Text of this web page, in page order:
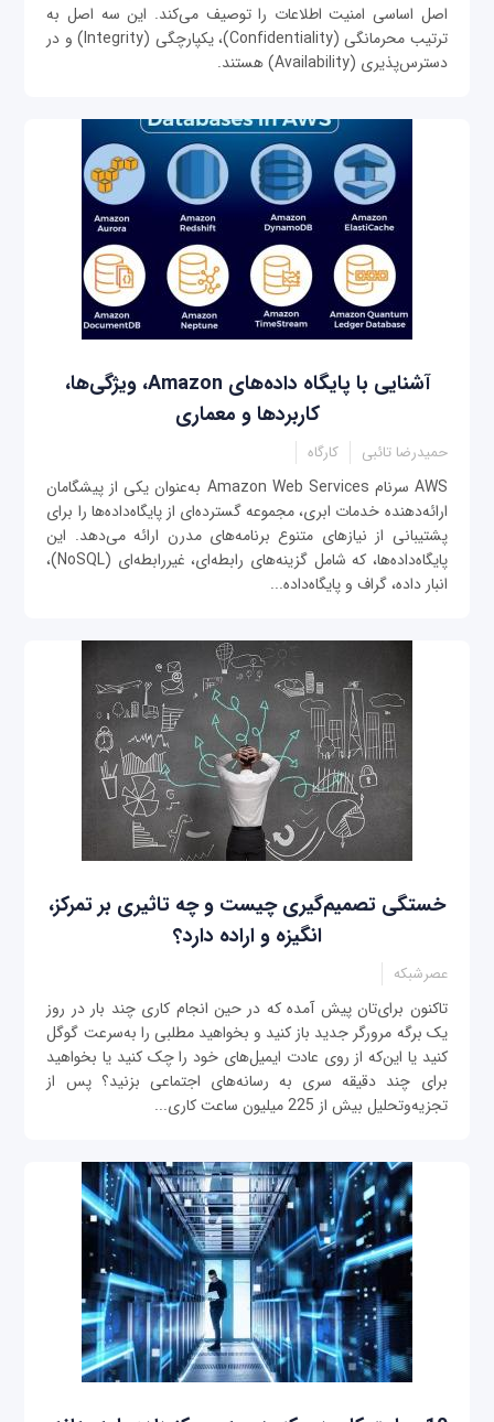
اصل اساسی امنیت اطلاعات را توصیف می‌کند. این سه اصل به
ترتیب محرمانگی (Confidentiality)، یکپارچگی (Integrity) و در
دسترس‌پذیری (Availability) هستند.
آشنایی با پایگاه ‌داده‌های Amazon، ویژگی‌ها،
کاربردها و معماری
حمیدرضا تائبی کارگاه
AWS سرنام Amazon Web Services به‌عنوان یکی از پیشگامان
ارائه‌دهنده خدمات ابری، مجموعه گسترده‌ای از پایگاه‌داده‌ها را برای
پشتیبانی از نیازهای متنوع برنامه‌های مدرن ارائه می‌دهد. این
پایگاه‌داده‌ها، که شامل گزینه‌های رابطه‌ای، غیررابطه‌ای (NoSQL)،
انبار داده، گراف و پایگاه‌داده‌...
خستگی تصمیم‌گیری چیست و چه تاثیری بر تمرکز،
انگیزه و اراده دارد؟
عصرشبکه
تاکنون برای‌تان پیش آمده که در حین انجام کاری چند بار در روز
یک برگه مرورگر جدید باز کنید و بخواهید مطلبی را به‌سرعت گوگل
کنید یا این‌که از روی عادت ایمیل‌های خود را چک کنید یا بخواهید
برای چند دقیقه سری به رسانه‌های اجتماعی بزنید؟ پس از
تجزیه‌و‌تحلیل بیش از 225 میلیون ساعت کاری...